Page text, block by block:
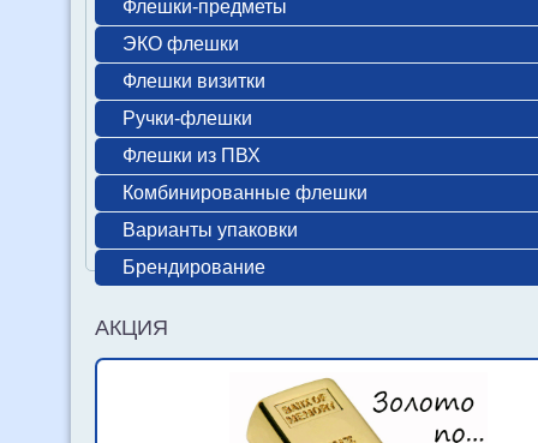
Флешки-предметы
ЭКО флешки
Флешки визитки
Ручки-флешки
Флешки из ПВХ
Комбинированные флешки
Варианты упаковки
Брендирование
АКЦИЯ